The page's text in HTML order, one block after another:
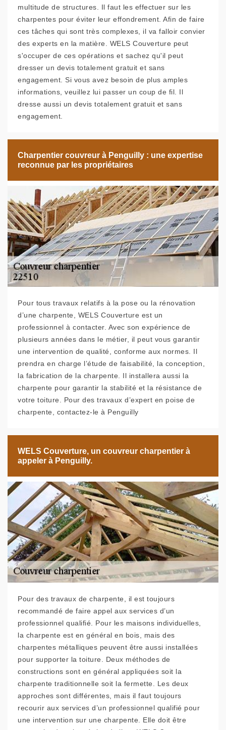
multitude de structures. Il faut les effectuer sur les
charpentes pour éviter leur effondrement. Afin de faire
ces tâches qui sont très complexes, il va falloir convier
des experts en la matière. WELS Couverture peut
s'occuper de ces opérations et sachez qu'il peut
dresser un devis totalement gratuit et sans
engagement. Si vous avez besoin de plus amples
informations, veuillez lui passer un coup de fil. Il
dresse aussi un devis totalement gratuit et sans
engagement.
Charpentier couvreur à Penguilly : une expertise
reconnue par les propriétaires
Pour tous travaux relatifs à la pose ou la rénovation
d’une charpente, WELS Couverture est un
professionnel à contacter. Avec son expérience de
plusieurs années dans le métier, il peut vous garantir
une intervention de qualité, conforme aux normes. Il
prendra en charge l’étude de faisabilité, la conception,
la fabrication de la charpente. Il installera aussi la
charpente pour garantir la stabilité et la résistance de
votre toiture. Pour des travaux d’expert en poise de
charpente, contactez-le à Penguilly
WELS Couverture, un couvreur charpentier à
appeler à Penguilly.
Pour des travaux de charpente, il est toujours
recommandé de faire appel aux services d’un
professionnel qualifié. Pour les maisons individuelles,
la charpente est en général en bois, mais des
charpentes métalliques peuvent être aussi installées
pour supporter la toiture. Deux méthodes de
constructions sont en général appliquées soit la
charpente traditionnelle soit la fermette. Les deux
approches sont différentes, mais il faut toujours
recourir aux services d’un professionnel qualifié pour
une intervention sur une charpente. Elle doit être